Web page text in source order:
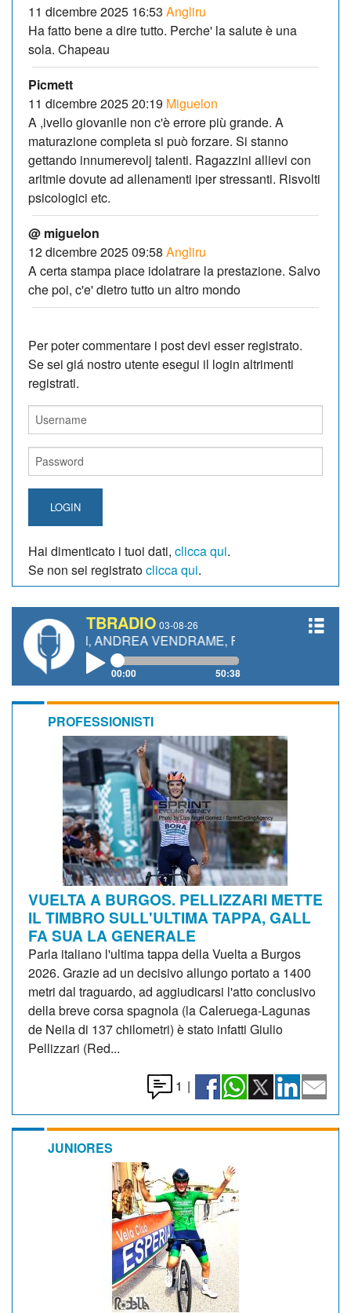
11 dicembre 2025 16:53 Angliru
Ha fatto bene a dire tutto. Perche' la salute è una
sola. Chapeau
Picmett
11 dicembre 2025 20:19 Miguelon
A ,ivello giovanile non c'è errore più grande. A
maturazione completa si può forzare. Si stanno
gettando innumerevolj talenti. Ragazzini allievi con
aritmie dovute ad allenamenti iper stressanti. Risvolti
psicologici etc.
@ miguelon
12 dicembre 2025 09:58 Angliru
A certa stampa piace idolatrare la prestazione. Salvo
che poi, c'e' dietro tutto un altro mondo
Per poter commentare i post devi esser registrato.
Se sei giá nostro utente esegui il login altrimenti
registrati.
LOGIN
Hai dimenticato i tuoi dati, clicca qui.
Se non sei registratoclicca qui.
TBRADIO 03-08-26
ANDREA VENDRAME, FILIPPO FIORELLI
00:00 50:38
PROFESSIONISTI
VUELTA A BURGOS. PELLIZZARI METTE
IL TIMBRO SULL'ULTIMA TAPPA, GALL
FA SUA LA GENERALE
Parla italiano l'ultima tappa della Vuelta a Burgos
2026. Grazie ad un decisivo allungo portato a 1400
metri dal traguardo, ad aggiudicarsi l'atto conclusivo
della breve corsa spagnola (la Caleruega-Lagunas
de Neila di 137 chilometri) è stato infatti Giulio
Pellizzari (Red...
1 |
JUNIORES